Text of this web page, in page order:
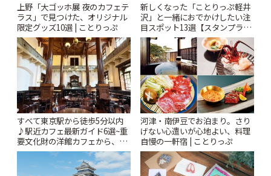
上野「大ゴッホ展 夜のカフェテ
ラス」で見つけた、オリジナル
限定グッズ10選 | ことりっぷ
新しくなった「ことりっぷ軽井
沢」と一緒におでかけしたい注
目スポット13選【スタンプラリ
ー開催中】 | ことりっぷ
すべて東京駅から徒歩5分以内
♪駅近カフェ最新ガイド6選~重
要文化財の洋館カフェから、改
札すぐのレトロ喫茶まで~ | こと
河津・南伊豆でお泊まり。さり
げない心遣いが心地よい、料理
自慢の一軒宿 | ことりっぷ